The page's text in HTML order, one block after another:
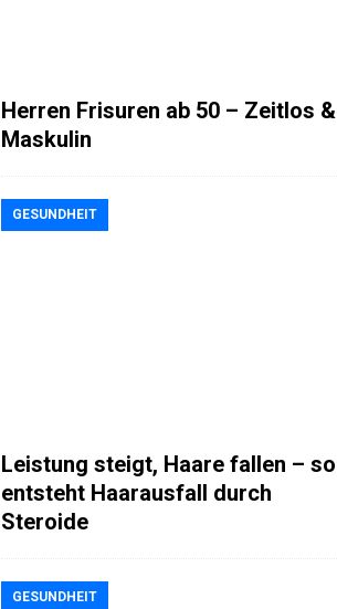
Herren Frisuren ab 50 – Zeitlos &
Maskulin
GESUNDHEIT
Leistung steigt, Haare fallen – so
entsteht Haarausfall durch
Steroide
GESUNDHEIT